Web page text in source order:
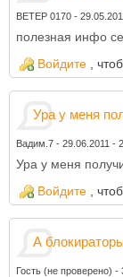
ВЕТЕР 0170-
полезная инфо
Войдите
,
Ура у меня
Вадим.7- 29.06.2011 -
Ура у меня
Войдите
,
А
Гость (не проверено) -